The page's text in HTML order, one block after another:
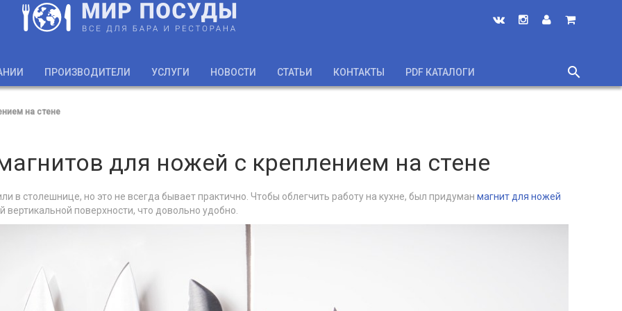
ПРОИЗВОДИТЕЛИ УСЛУГИ НОВОСТИ СТАТЬИ КОНТАКТЫ PDF КАТАЛОГИ
search
close
на стене
для ножей с креплением на стене
в столешнице, но это не всегда бывает практично. Чтобы облегчить работу на кухне, был придуман магнит для ножей
поверхности, что довольно удобно.